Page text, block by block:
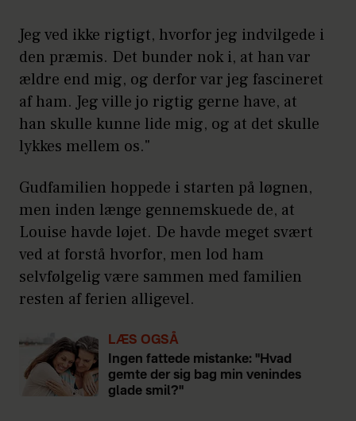
Jeg ved ikke rigtigt, hvorfor jeg indvilgede i
den præmis. Det bunder nok i, at han var
ældre end mig, og derfor var jeg fascineret
af ham. Jeg ville jo rigtig gerne have, at
han skulle kunne lide mig, og at det skulle
lykkes mellem os."
Gudfamilien hoppede i starten på løgnen,
men inden længe gennemskuede de, at
Louise havde løjet. De havde meget svært
ved at forstå hvorfor, men lod ham
selvfølgelig være sammen med familien
resten af ferien alligevel.
LÆS OGSÅ
Ingen fattede mistanke: "Hvad
gemte der sig bag min venindes
glade smil?"